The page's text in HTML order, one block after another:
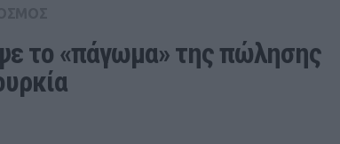
το «πάγωμα» της πώλησης